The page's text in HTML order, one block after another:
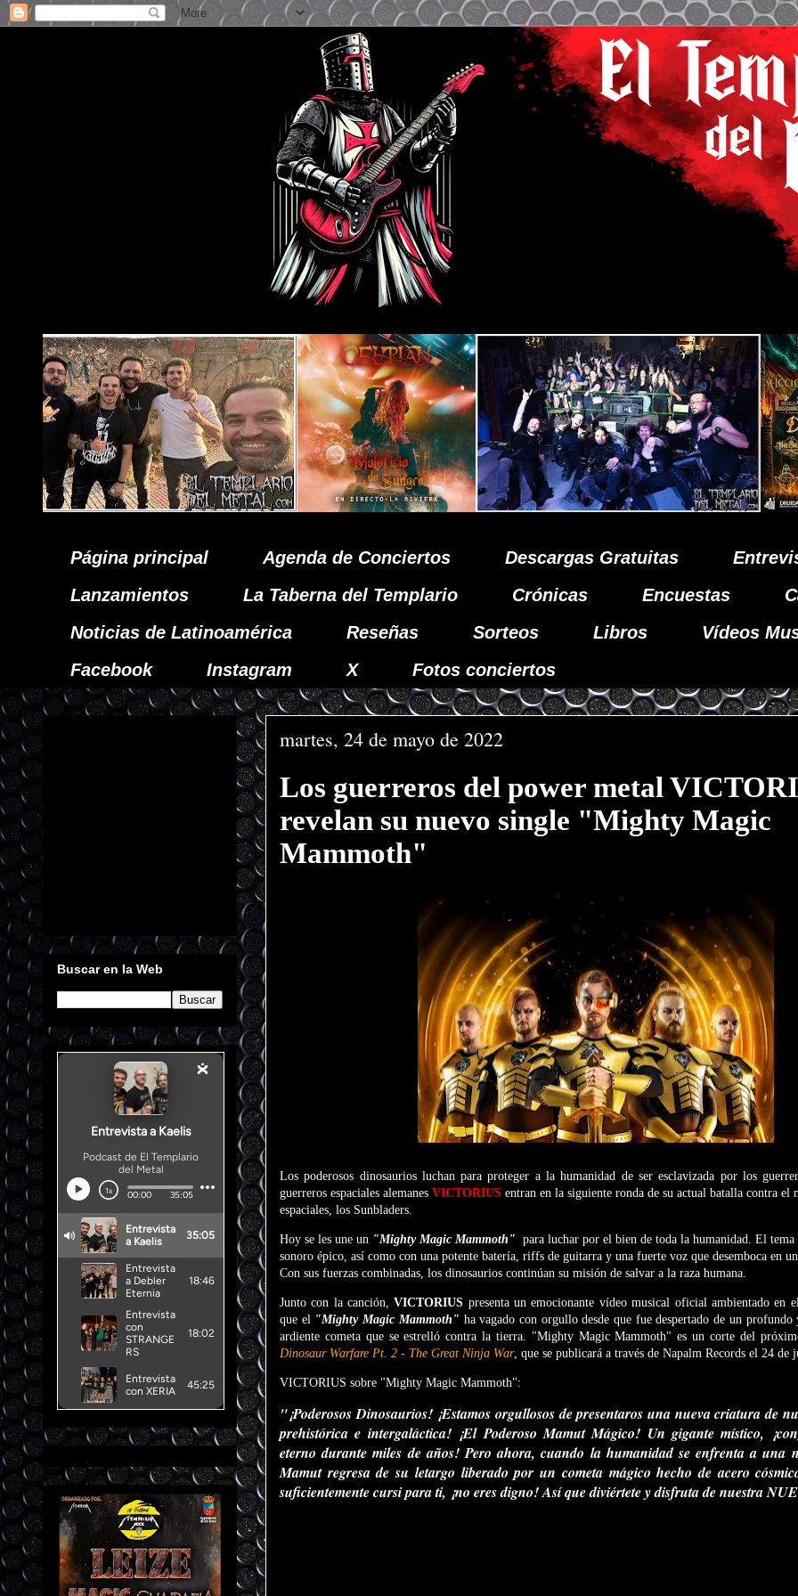
Página principal Agenda de Conciertos Descargas Gratuitas
Lanzamientos
La Taberna del Templario Crónicas Encuestas
Noticias de Latinoamérica
Reseñas Sorteos Libros
Vídeos
Facebook
Instagram X Fotos conciertos
martes, 24 de mayo de 2022
Los guerreros del power metal
revelan su nuevo single "Mighty Magic
Mammoth"
Los poderosos dinosaurios luchan para proteger a la humanidad de ser esclavizada por los
guerreros espaciales alemanes VICTORIUS entran en la siguiente ronda de su actual batalla contra el
espaciales, los Sunbladers.
Hoy se les une un "Mighty Magic Mammoth" para luchar por el bien de toda la humanidad. El tema
sonoro épico, así como con una potente batería, riffs de guitarra y una fuerte voz que desemboca en
Con sus fuerzas combinadas, los dinosaurios continúan su misión de salvar a la raza humana.
Junto con la canción,VICTORIUS presenta un emocionante vídeo musical oficial ambientado en
que el "Mighty Magic Mammoth" ha vagado con orgullo desde que fue despertado de un
ardiente cometa que se estrelló contra la tierra. "Mighty Magic Mammoth" es un corte del
Dinosaur Warfare Pt. 2 - The Great Ninja War, que se publicará a través de Napalm Records el 24 de
VICTORIUS sobre "Mighty Magic Mammoth":
"¡Poderosos Dinosaurios! ¡Estamos orgullosos de presentaros una nueva criatura de
prehistórica e intergaláctica! ¡El Poderoso Mamut Mágico! Un gigante místico,
eterno durante miles de años! Pero ahora, cuando la humanidad se enfrenta a una
Mamut regresa de su letargo liberado por un cometa mágico hecho de acero
suficientemente cursi para ti, ¡no eres digno! Así que diviértete y disfruta de nuestra
Buscar en la Web